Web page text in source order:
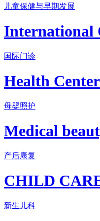
儿童保健与早期发展
International
国际门诊
Health Center
母婴照护
Medical
产后康复
CHILD
新生儿科